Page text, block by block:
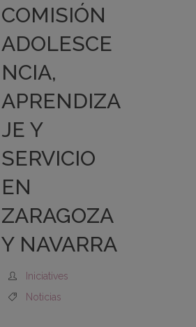
COMISIÓN
ADOLESCE
NCIA,
APRENDIZA
JE Y
SERVICIO
EN
ZARAGOZA
Y NAVARRA
Iniciatives
Noticias